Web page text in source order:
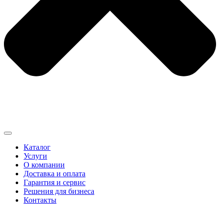
Каталог
Услуги
О компании
Доставка и оплата
Гарантия и сервис
Решения для бизнеса
Контакты